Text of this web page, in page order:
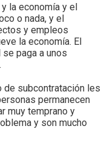
la economía y el
o nada, y el
y empleos
la economía. El
paga a unos
de subcontratación les
permanecen
muy temprano y
y son mucho